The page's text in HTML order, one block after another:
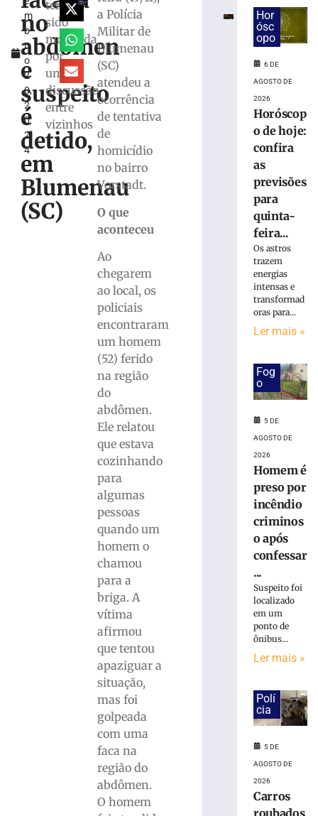
m
b
r
o
2
0,
2
0
2
4
no
abdômen
e
suspeito
é
detido,
em
Blumenau
(SC)
teria
sido
motivada
por
uma
discussão
entre
vizinhos
a Polícia
Militar de
Blumenau
(SC)
atendeu a
ocorrência
de tentativa
de
homicídio
no bairro
Vorstadt.
O que
aconteceu
Ao
chegarem
ao local, os
policiais
encontraram
um homem
(52) ferido
na região
do
abdômen.
Ele relatou
que estava
cozinhando
para
algumas
pessoas
quando um
homem o
chamou
para a
briga. A
vítima
afirmou
que tentou
apaziguar a
situação,
mas foi
golpeada
com uma
faca na
região do
abdômen.
O homem
incêndio
criminoso
confessar
crime
Militar
Motorista
ferido
cachorro
contra
poste
Bairro
Águas
Claras
roubados,
placas:
descobre
desmanche
clandestino
margens
Hor
ósc
opo
6 DE
AGOSTO DE
2026
Horóscop
o de hoje:
confira
as
previsões
para
quinta-
feira...
Os astros
trazem
energias
intensas e
transformad
oras para...
Ler mais »
Fog
o
5 DE
AGOSTO DE
2026
Homem é
preso por
incêndio
criminos
o após
confessar
...
Suspeito foi
localizado
em um
ponto de
ônibus...
Ler mais »
Polí
cia
5 DE
AGOSTO DE
2026
Carros